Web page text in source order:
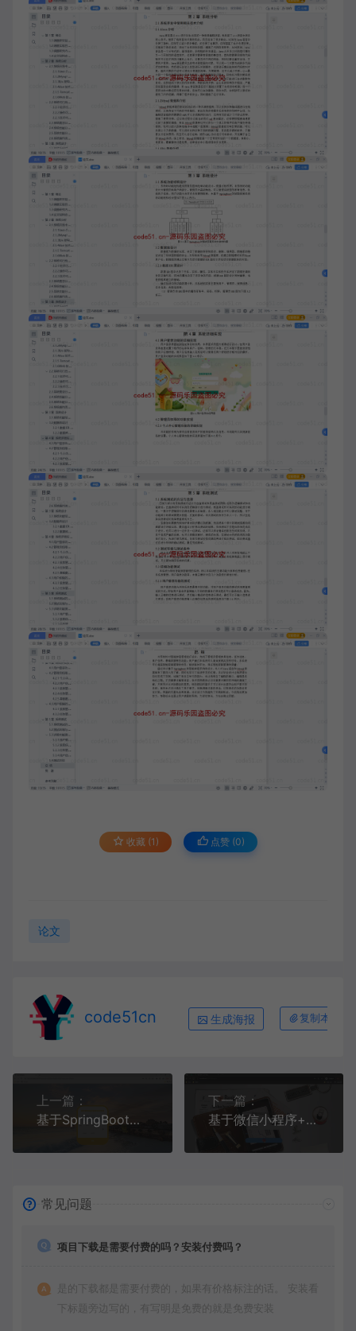
收藏 (1) 点赞 (0)
论文
code51cn 生成海报 复制本文链
上一篇：
基于SpringBoot+MySQL+Vue的高校教师科研管理系统演示(附论文)
下一篇：
基于微信小程序+SpringBoot+MySQL的考研资料分享小程序(附论文)
常见问题
项目下载是需要付费的吗？安装付费吗？
是的下载都是需要付费的，如果有价格标注的话。 安装看
下标题旁边写的，有写明是免费的就是免费安装